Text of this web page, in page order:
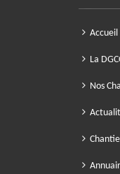
Accueil
La
Nos